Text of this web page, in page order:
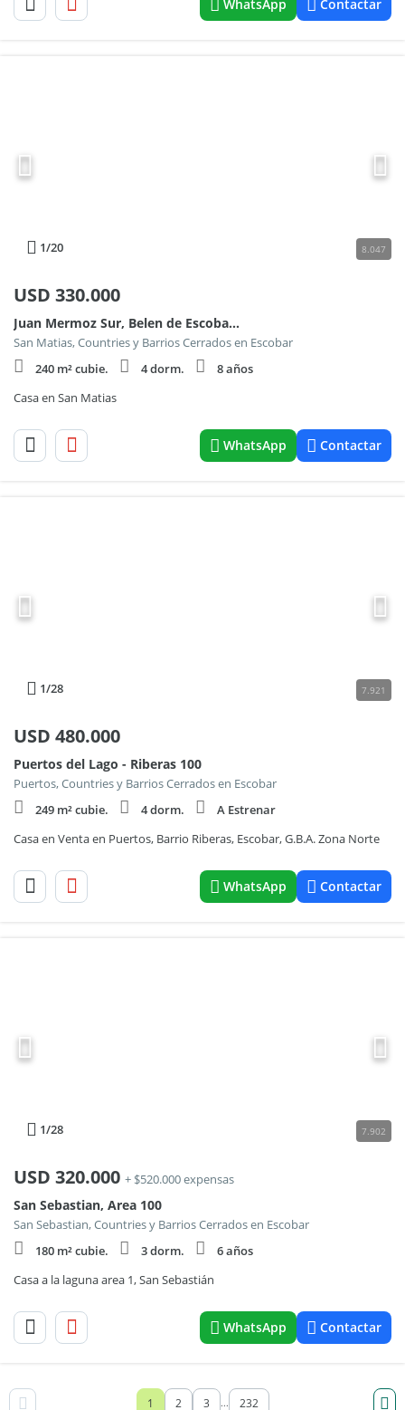
WhatsApp Contactar
1/20 8.047
USD 330.000
Juan Mermoz Sur, Belen de Escobar al 2000
San Matias, Countries y Barrios Cerrados en Escobar
240 m² cubie.
4 dorm.
8 años
Casa en San Matias
WhatsApp Contactar
1/28 7.921
USD 480.000
Puertos del Lago - Riberas 100
Puertos, Countries y Barrios Cerrados en Escobar
249 m² cubie.
4 dorm.
A Estrenar
Casa en Venta en Puertos, Barrio Riberas, Escobar, G.B.A. Zona Norte
WhatsApp Contactar
1/28 7.902
USD 320.000 + $520.000 expensas
San Sebastian, Area 100
San Sebastian, Countries y Barrios Cerrados en Escobar
180 m² cubie.
3 dorm.
6 años
Casa a la laguna area 1, San Sebastián
WhatsApp Contactar
1 2 3 ... 232